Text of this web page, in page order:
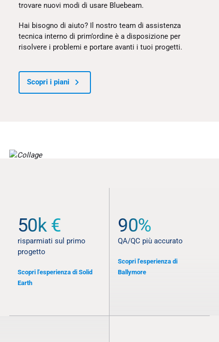
trovare nuovi modi di usare Bluebeam.
Hai bisogno di aiuto? Il nostro team di assistenza
tecnica interno di prim’ordine è a disposizione per
risolvere i problemi e portare avanti i tuoi progetti.
Scopri i piani
Risultati migliori per tutto il
progetto
50k €
risparmiati sul primo
progetto
Scopri l'esperienza di Solid
Earth
90%
QA/QC più accurato
Scopri l'esperienza di
Ballymore